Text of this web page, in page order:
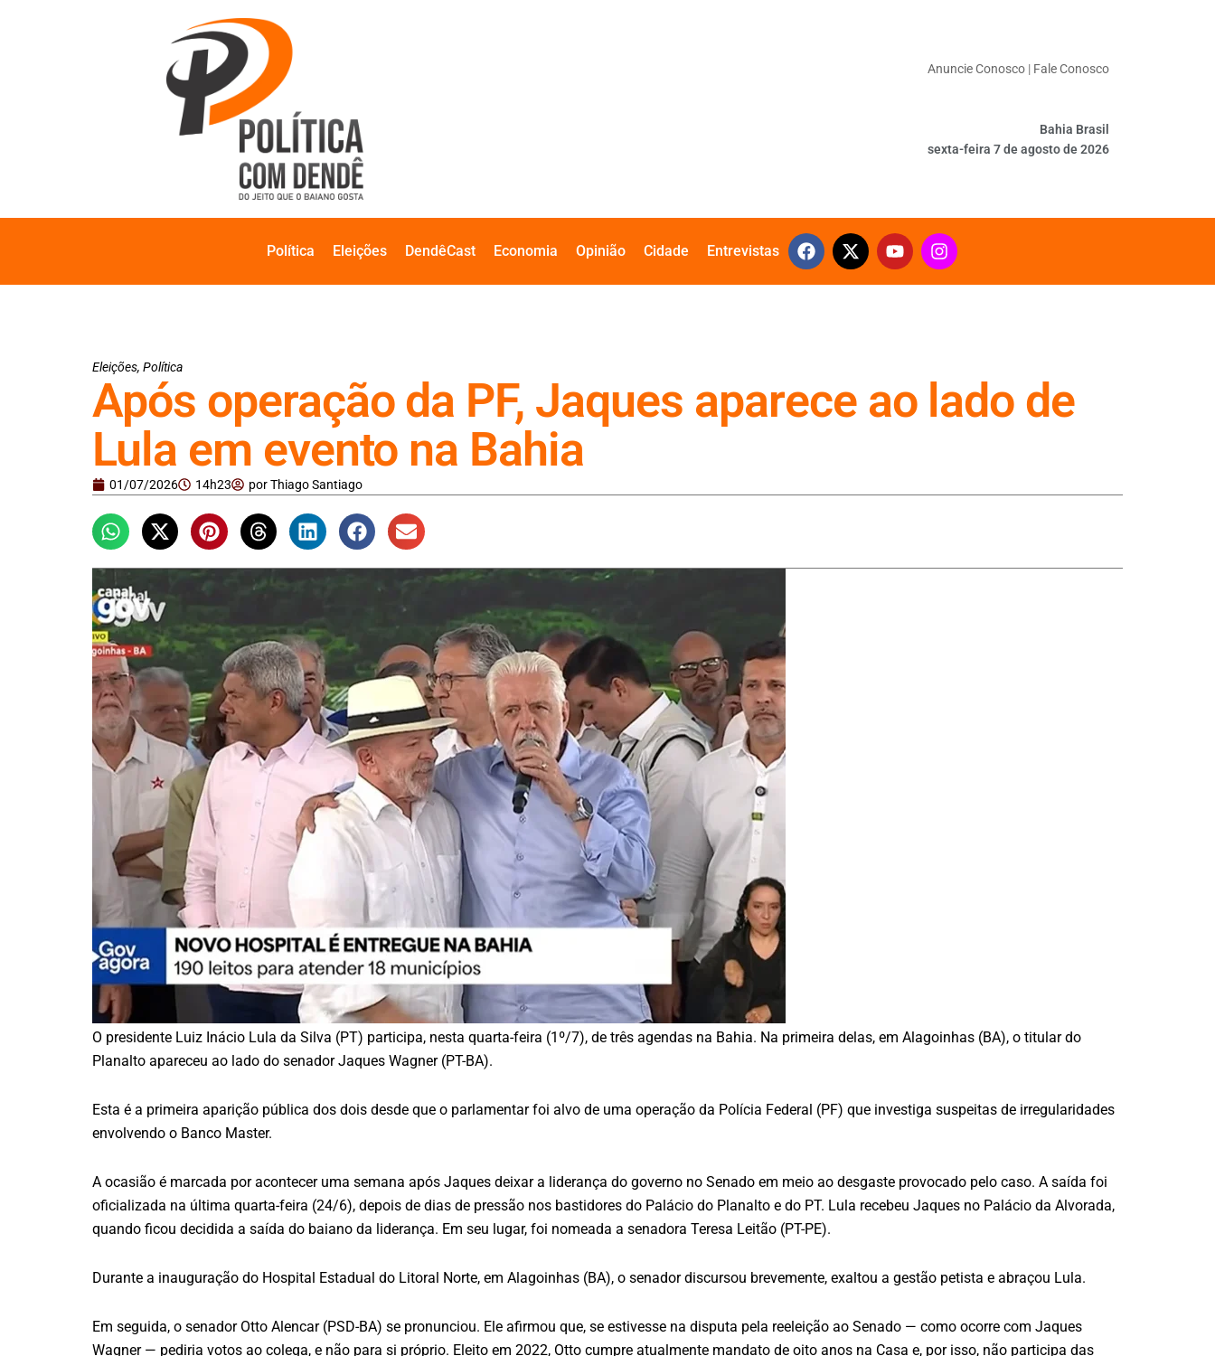
Anuncie Conosco | Fale Conosco
Bahia Brasil
sexta-feira 7 de agosto de 2026
Política Eleições DendêCast Economia Opinião Cidade Entrevistas
Eleições, Política
Após operação da PF, Jaques aparece ao lado de
Lula em evento na Bahia
01/07/2026 14h23 porThiago Santiago
O presidente Luiz Inácio Lula da Silva (PT) participa, nesta quarta-feira (1º/7), de três agendas na Bahia. Na primeira delas, em Alagoinhas (BA), o titular do
Planalto apareceu ao lado do senador Jaques Wagner (PT-BA).
Esta é a primeira aparição pública dos dois desde que o parlamentar foi alvo de uma operação da Polícia Federal (PF) que investiga suspeitas de irregularidades
envolvendo o Banco Master.
A ocasião é marcada por acontecer uma semana após Jaques deixar a liderança do governo no Senado em meio ao desgaste provocado pelo caso. A saída foi
oficializada na última quarta-feira (24/6), depois de dias de pressão nos bastidores do Palácio do Planalto e do PT. Lula recebeu Jaques no Palácio da Alvorada,
quando ficou decidida a saída do baiano da liderança. Em seu lugar, foi nomeada a senadora Teresa Leitão (PT-PE).
Durante a inauguração do Hospital Estadual do Litoral Norte, em Alagoinhas (BA), o senador discursou brevemente, exaltou a gestão petista e abraçou Lula.
Em seguida, o senador Otto Alencar (PSD-BA) se pronunciou. Ele afirmou que, se estivesse na disputa pela reeleição ao Senado — como ocorre com Jaques
Wagner — pediria votos ao colega, e não para si próprio. Eleito em 2022, Otto cumpre atualmente mandato de oito anos na Casa e, por isso, não participa das